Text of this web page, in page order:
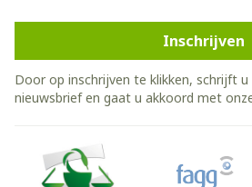
Inschrijven
Door op inschrijven te klikken, schrijft
nieuwsbrief en gaat u akkoord met